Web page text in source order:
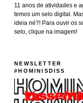
11 anos de atividades e
temos um selo digital.
ideia né?! Para ouvir os
selo, clique na imagem!
NEWSLETTER
#HOMINISDISS